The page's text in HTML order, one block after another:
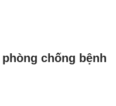
chống bệnh